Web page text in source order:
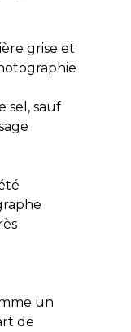
grise et
sel, sauf
un
de